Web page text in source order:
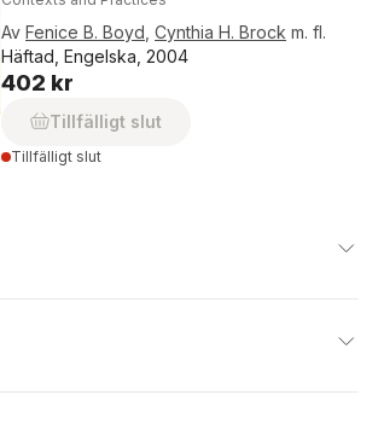
Av Fenice B. Boyd Cynthia H. Brock m. fl.
Häftad, Engelska, 2004
402 kr
Tillfälligt slut
Tillfälligt slut